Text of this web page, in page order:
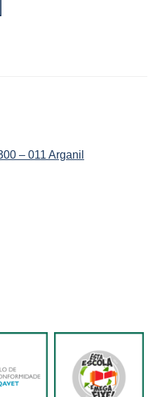
– 011 Arganil